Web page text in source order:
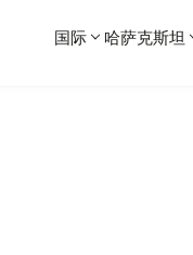
国际 哈萨克斯坦